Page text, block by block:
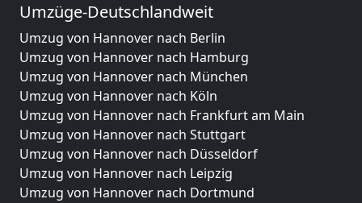
Umzüge-Deutschlandweit
Umzug von Hannover nach Berlin
Umzug von Hannover nach Hamburg
Umzug von Hannover nach München
Umzug von Hannover nach Köln
Umzug von Hannover nach Frankfurt am Main
Umzug von Hannover nach Stuttgart
Umzug von Hannover nach Düsseldorf
Umzug von Hannover nach Leipzig
Umzug von Hannover nach Dortmund